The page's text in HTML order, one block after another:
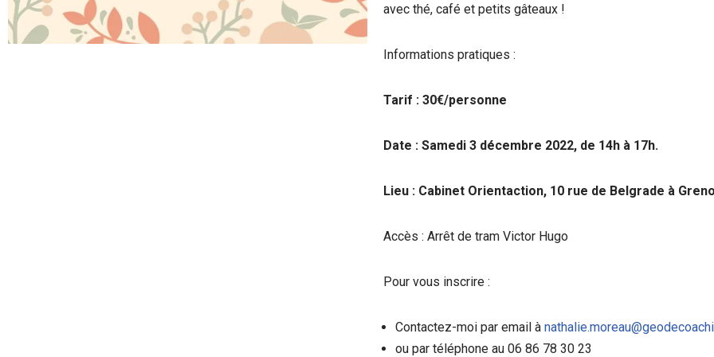
avec thé, café et petits gâteaux !
Informations pratiques :
Tarif : 30€/personne
Date : Samedi 3 décembre 2022, de 14h à 17h.
Lieu : Cabinet Orientaction, 10 rue de Belgrade à
Accès : Arrêt de tram Victor Hugo
Pour vous inscrire :
Contactez-moi par email à
ou par téléphone au 06 86 78 30 23